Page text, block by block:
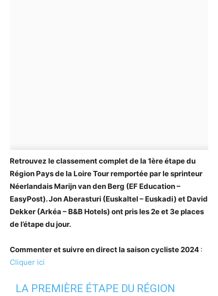
Retrouvez le classement complet de la 1ère étape du
Région Pays de la Loire Tour remportée par le sprinteur
Néerlandais Marijn van den Berg (EF Education –
EasyPost). Jon Aberasturi (Euskaltel – Euskadi) et David
Dekker (Arkéa – B&B Hotels) ont pris les 2e et 3e places
de l’étape du jour.
Commenter et suivre en direct la saison cycliste 2024 :
Cliquer ici
LA PREMIÈRE ÉTAPE DU RÉGION